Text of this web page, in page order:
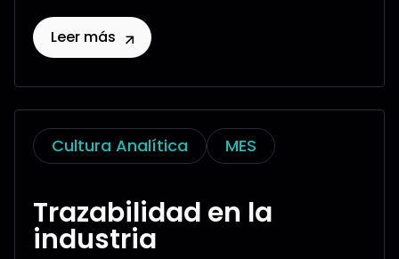
Leer más
Cultura Analítica MES
Trazabilidad en la
industria